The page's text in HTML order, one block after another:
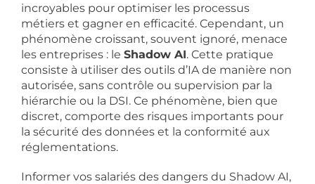
incroyables pour optimiser les processus
métiers et gagner en efficacité. Cependant, un
phénomène croissant, souvent ignoré, menace
les entreprises : le Shadow AI. Cette pratique
consiste à utiliser des outils d’IA de manière non
autorisée, sans contrôle ou supervision par la
hiérarchie ou la DSI. Ce phénomène, bien que
discret, comporte des risques importants pour
la sécurité des données et la conformité aux
réglementations.
Informer vos salariés des dangers du Shadow AI,